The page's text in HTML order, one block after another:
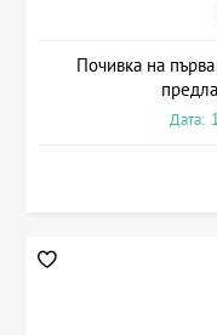
Почивка на
Дата: